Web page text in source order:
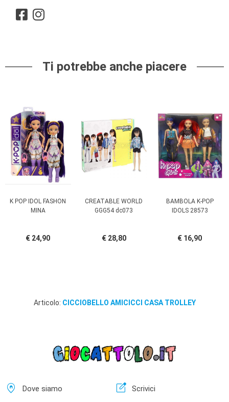
Ti potrebbe anche piacere
K POP IDOL FASHON
MINA
€ 24,90
CREATABLE WORLD
GGG54 dc073
€ 28,80
BAMBOLA K-POP
IDOLS 28573
€ 16,90
Articolo: CICCIOBELLO AMICICCI CASA TROLLEY
home_pin Dove siamo edit_square Scrivici